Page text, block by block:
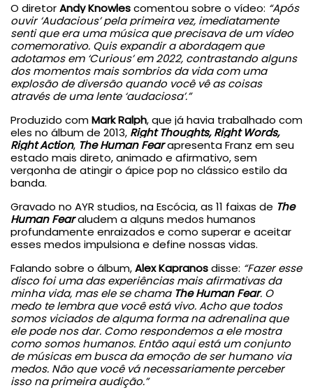
O diretorAndy Knowlescomentou sobre o vídeo: “Após
ouvir ‘Audacious’ pela primeira vez, imediatamente
senti que era uma música que precisava de um vídeo
comemorativo. Quis expandir a abordagem que
adotamos em ‘Curious’ em 2022, contrastando alguns
dos momentos mais sombrios da vida com uma
explosão de diversão quando você vê as coisas
através de uma lente ‘audaciosa’.”
Produzido comMark Ralph, que já havia trabalhado com
eles no álbum de 2013, Right Thoughts, Right Words,
Right Action, The Human Fearapresenta Franz em seu
estado mais direto, animado e afirmativo, sem
vergonha de atingir o ápice pop no clássico estilo da
banda.
Gravado no AYR studios, na Escócia, as 11 faixas de The
Human Fearaludem a alguns medos humanos
profundamente enraizados e como superar e aceitar
esses medos impulsiona e define nossas vidas.
Falando sobre o álbum,Alex Kapranosdisse: “Fazer esse
disco foi uma das experiências mais afirmativas da
minha vida, mas ele se chama The Human Fear. O
medo te lembra que você está vivo. Acho que todos
somos viciados de alguma forma na adrenalina que
ele pode nos dar. Como respondemos a ele mostra
como somos humanos. Então aqui está um conjunto
de músicas em busca da emoção de ser humano via
medos. Não que você vá necessariamente perceber
isso na primeira audição.”